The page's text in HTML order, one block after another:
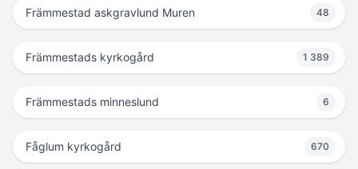
Främmestad askgravlund Muren 48
Främmestads kyrkogård 1 389
Främmestads minneslund 6
Fåglum kyrkogård 670